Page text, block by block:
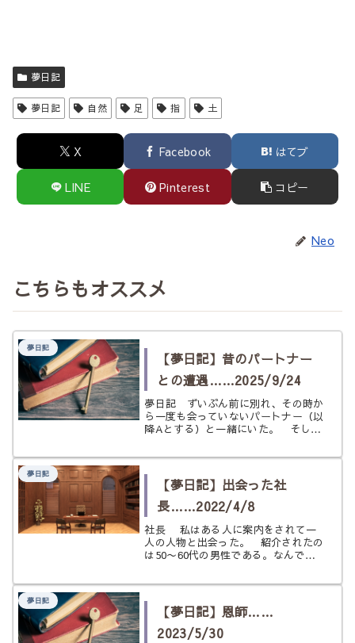
夢日記
夢日記 自然 足 指 土
X Facebook はてブ
LINE Pinterest コピー
Neo
こちらもオススメ
夢日記
【夢日記】昔のパートナー
との遭遇……2025/9/24
夢日記 ずいぶん前に別れ、その時か
ら一度も会っていないパートナー（以
降Aとする）と一緒にいた。 そして
んなことをしたのだろう？ 私は夢の
はいけなかったはずだと焦りを感じて
い...
夢日記
【夢日記】出会った社
長……2022/4/8
社長 私はある人に案内をされて一
人の人物と出会った。 紹介されたの
は50〜60代の男性である。なんで
く、この度本を出し（どんな本なのか
だ。 私をここに案内してくれた人物
は、...
夢日記
【夢日記】恩師……
2023/5/30